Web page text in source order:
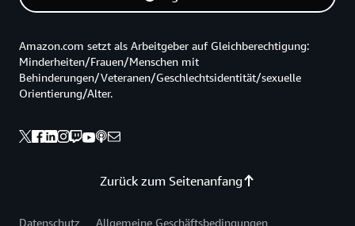
Zurück zum Seitenanfang
Amazon.com setzt als Arbeitgeber auf Gleichberechtigung:
Minderheiten/Frauen/Menschen mit
Behinderungen/Veteranen/Geschlechtsidentität/sexuelle
Orientierung/Alter.
Datenschutz Allgemeine Geschäftsbedingungen